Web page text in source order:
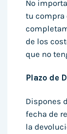
No
tu compra
de los
que no
Plazo de
Dispones
fecha de
la